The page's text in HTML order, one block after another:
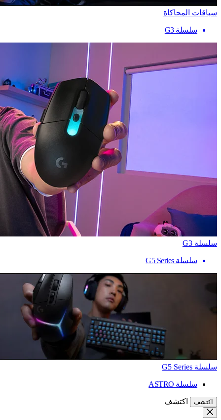
سباقات المحاكاة
سلسلة G3
سلسلة G3
سلسلة G5 Series
سلسلة G5 Series
سلسلة ASTRO
اكتشف اكتشف